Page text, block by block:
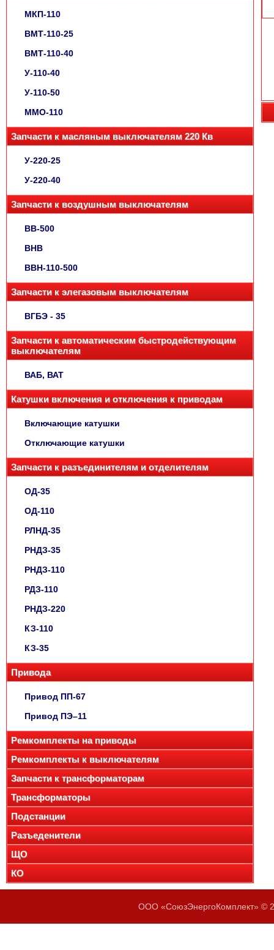
МКП-110
ВМТ-110-25
ВМТ-110-40
У-110-40
У-110-50
ММО-110
Запчасти к масляным выключателям 220 Кв
У-220-25
У-220-40
Запчасти к воздушным выключателям
ВВ-500
ВНВ
ВВН-110-500
Запчасти к элегазовым выключателям
ВГБЭ - 35
Запчасти к автоматическим быстродействующим
выключателям
ВАБ, ВАТ
Катушки включения и отключения к приводам
Включающие катушки
Отключающие катушки
Запчасти к разъединителям и отделителям
ОД-35
ОД-110
РЛНД-35
РНДЗ-35
РНДЗ-110
РДЗ-110
РНДЗ-220
КЗ-110
КЗ-35
Привода
Привод ПП-67
Привод ПЭ–11
Ремкомплекты на приводы
Ремкомплекты к выключателям
Запчасти к трансформаторам
Трансформаторы
Подстанции
Разъеденители
ЩО
КО
ООО «СоюзЭнергоКомплект» ©